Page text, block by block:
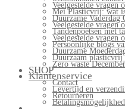
Veelgestelde vragen
Mei Plasticvrij: wat
Duurzame Vaderdag
Veelgestelde vragen
Tandenpoetsen met
Veelgestelde vragen
Persoonlijke blogs
Duurzame
Duurzaam plasticvrij
Zero waste
SHOP
Klantenservice
Contact
Levertijd en
Retourneren